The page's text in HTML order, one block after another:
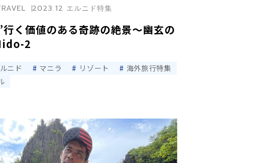
く価値のある奇跡の絶景〜幽玄の
2
2023.12 エルニド特集
ニド マニラ リゾート
海外旅行特集